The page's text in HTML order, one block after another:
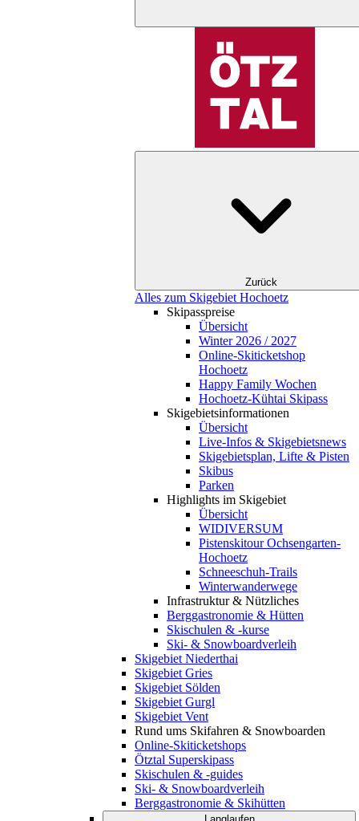
Zurück
Alles zum Skigebiet Hochoetz
Skipasspreise
Übersicht
Winter 2026 / 2027
Online-Skiticketshop
Hochoetz
Happy Family Wochen
Hochoetz-Kühtai Skipass
Skigebietsinformationen
Übersicht
Live-Infos & Skigebietsnews
Skigebietsplan, Lifte & Pisten
Skibus
Parken
Highlights im Skigebiet
Übersicht
WIDIVERSUM
Pistenskitour Ochsengarten-
Hochoetz
Schneeschuh-Trails
Winterwanderwege
Infrastruktur & Nützliches
Berggastronomie & Hütten
Skischulen & -kurse
Ski- & Snowboardverleih
Skigebiet Niederthai
Skigebiet Gries
Skigebiet Sölden
Skigebiet Gurgl
Skigebiet Vent
Rund ums Skifahren & Snowboarden
Online-Skiticketshops
Ötztal Superskipass
Skischulen & -guides
Ski- & Snowboardverleih
Berggastronomie & Skihütten